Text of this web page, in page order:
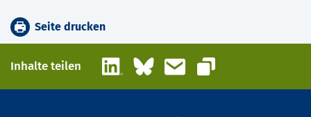
Seite drucken
Inhalte teilen LinkedInBlueskyE-Mail
Link kopieren